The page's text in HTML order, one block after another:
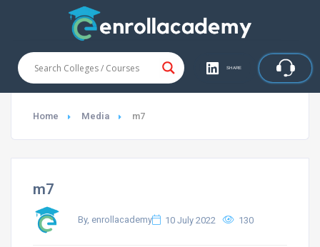
SHARE
Home Media m7
m7
By, enrollacademy 10 July 2022 130